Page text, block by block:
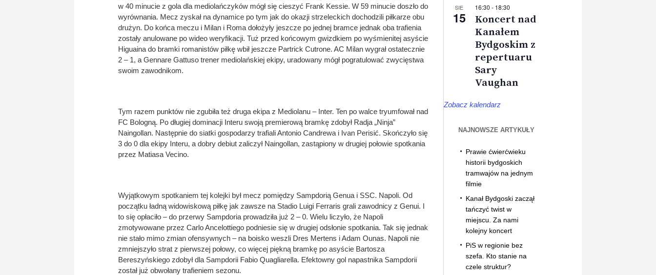
w 40 minucie z gola dla mediolańczyków mógł się cieszyć Frank Kessie. W 59 minucie doszło do
wyrównania. Mecz zyskał na dynamice po tym jak do okazji strzeleckich dochodzili piłkarze obu
drużyn. Do końca meczu i Milan i Roma dołożyły jeszcze po jednej bramce jednak oba trafienia
zostały anulowane po wideo weryfikacji. Tuż przed końcowym gwizdkiem po wyśmienitej asyście
Higuaina do bramki romanistów piłkę wbił jeszcze Partrick Cutrone. AC Milan wygrał ostatecznie
2 – 1, a Gennare Gattuso trener mediolańskiej ekipy, uradowany mógł pogratulować zwycięstwa
swoim zawodnikom.
Tym razem punktów nie zgubiła też druga ekipa z Mediolanu – Inter. Ten po walce tryumfował nad
FC Bologną. Po długiej dominacji Interu swoją premierową bramkę zdobył Radja „Ninja”
Naingollan. Następnie do siatki gospodarzy trafiali Antonio Candrewa i Ivan Perisić. Skończyło się
3 do 0 dla ekipy Interu, a dobry debiut zaliczył Naingollan, zastąpiony w drugiej połowie spotkania
przez Matiasa Vecino.
Wyjątkowym spotkaniem tej kolejki był mecz pomiędzy Sampdorią Genua i SSC. Napoli. Od
początku ładną widowiskową piłkę jak zawsze na Stadio Luigi Ferraris grali zawodnicy z Genui. I
to się opłaciło – do przerwy Sampdoria prowadziła już 2 – 0. Wielu liczyło, że Napoli
zmotywowane przez Carlo Ancelottiego podniesie się w drugiej odsłonie spotkania. Tak się jednak
nie stało mimo zmian ofensywnych – na boisko weszli Dres Mertens i Adam Ounas. Napoli nie
zmniejszyło strat z pierwszej połowy, co więcej piękną bramkę po asyście Bartosza
Bereszyńskiego zdobył dla Sampdorii Fabio Quagliarella. Efektowny gol napastnika Sampdorii
został już obwołany trafieniem sezonu.
SIE
15
16:30 - 18:30
Koncert nad
Kanałem
Bydgoskim z
repertuaru
Sary
Vaughan
Zobacz kalendarz
NAJNOWSZE ARTYKUŁY
Prawie ćwierćwieku
historii bydgoskich
tramwajów na jednym
filmie
Kanał Bydgoski zaczął
tańczyć twist w
miejscu. Za nami
kolejny koncert
PiS w regionie bez
szefa. Kto stanie na
czele struktur?